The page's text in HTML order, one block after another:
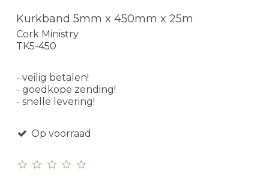
Kurkband 5mm x 450mm x 25m
Cork Ministry
TK5-450
- veilig betalen!
- goedkope zending!
- snelle levering!
Op voorraad